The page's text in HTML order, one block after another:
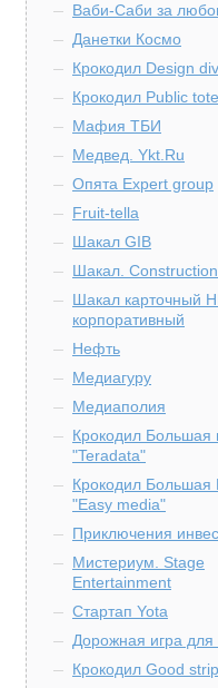
Ваби-Саби за
Данетки Космо
Крокодил Design
Крокодил Public
Мафия ТБИ
Медвед. Ykt.Ru
Опята Expert group
Fruit-tella
Шакал GIB
Шакал.
Шакал карточный
корпоративный
Нефть
Медиагуру
Медиаполия
Крокодил Большая
"Teradata"
Крокодил Большая
"Easy media"
Приключения
Мистериум. Stage
Entertainment
Стартап Yota
Дорожная игра
Крокодил Good